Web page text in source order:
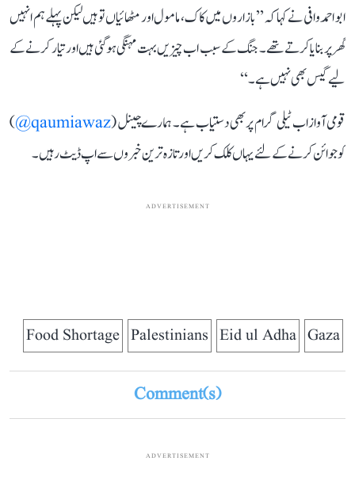
ابو احمد وافی نے کہا کہ ’’بازاروں میں کاک، مامول اور مٹھائیاں تو ہیں لیکن پہلے ہم انہیں
گھر پر بنایا کرتے تھے۔ جنگ کے سبب اب چیزیں بہت مہنگی ہو گئی ہیں اور تیار کرنے کے
لیے گیس بھی نہیں ہے۔‘‘
قومی آواز اب ٹیلی گرام پر بھی دستیاب ہے۔ ہمارے چینل (qaumiawaz@
)
کو جوائن کرنے کے لئے یہاں کلک کریں اور تازہ ترین خبروں سے اپ ڈیٹ رہیں۔
ADVERTISEMENT
Gaza
Eid ul Adha
Palestinians
Food Shortage
Comment(s)
ADVERTISEMENT